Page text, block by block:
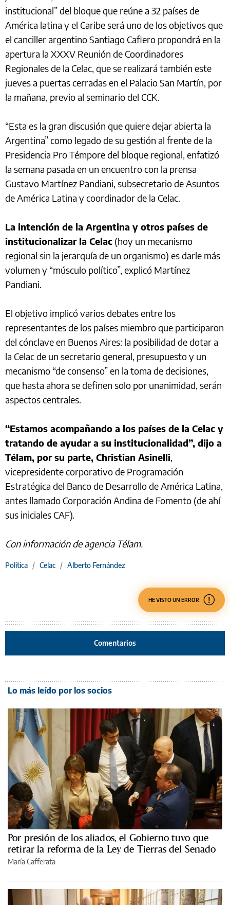
institucional” del bloque que reúne a 32 países de
América latina y el Caribe será uno de los objetivos que
el canciller argentino Santiago Cafiero propondrá en la
apertura la XXXV Reunión de Coordinadores
Regionales de la Celac, que se realizará también este
jueves a puertas cerradas en el Palacio San Martín, por
la mañana, previo al seminario del CCK.
“Esta es la gran discusión que quiere dejar abierta la
Argentina” como legado de su gestión al frente de la
Presidencia Pro Témpore del bloque regional, enfatizó
la semana pasada en un encuentro con la prensa
Gustavo Martínez Pandiani, subsecretario de Asuntos
de América Latina y coordinador de la Celac.
La intención de la Argentina y otros países de
institucionalizar la Celac (hoy un mecanismo
regional sin la jerarquía de un organismo) es darle más
volumen y “músculo político”, explicó Martínez
Pandiani.
El objetivo implicó varios debates entre los
representantes de los países miembro que participaron
del cónclave en Buenos Aires: la posibilidad de dotar a
la Celac de un secretario general, presupuesto y un
mecanismo “de consenso” en la toma de decisiones,
que hasta ahora se definen solo por unanimidad, serán
aspectos centrales.
“Estamos acompañando a los países de la Celac y
tratando de ayudar a su institucionalidad”, dijo a
Télam, por su parte, Christian Asinelli,
vicepresidente corporativo de Programación
Estratégica del Banco de Desarrollo de América Latina,
antes llamado Corporación Andina de Fomento (de ahí
sus iniciales CAF).
Con información de agencia Télam.
Política / Celac / Alberto Fernández
HE VISTO UN ERROR
Comentarios
Lo más leído por los socios
Por presión de los aliados, el Gobierno tuvo que
retirar la reforma de la Ley de Tierras del Senado
María Cafferata